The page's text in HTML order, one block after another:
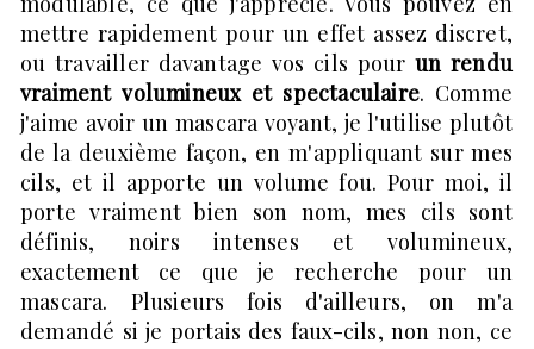
mettre rapidement pour un effet assez discret,
ou travailler davantage vos cils pour un rendu
vraiment volumineux et spectaculaire. Comme
j'aime avoir un mascara voyant, je l'utilise plutôt
de la deuxième façon, en m'appliquant sur mes
cils, et il apporte un volume fou. Pour moi, il
porte vraiment bien son nom, mes cils sont
définis, noirs intenses et volumineux,
exactement ce que je recherche pour un
mascara. Plusieurs fois d'ailleurs, on m'a
demandé si je portais des faux-cils, non non, ce